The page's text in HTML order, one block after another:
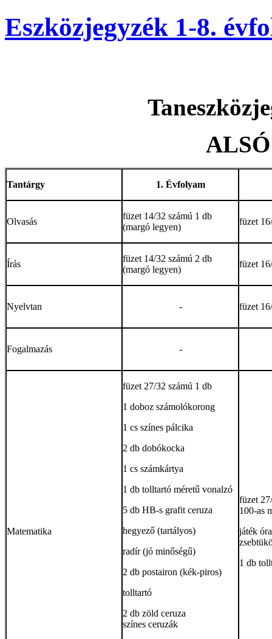
Eszközjegyzék 1-8.
Tantárgy 1. Évfolyam
Olvasás
füzet 14/32 számú 1 db
(margó legyen)
füzet
Írás
füzet 14/32 számú 2 db
(margó legyen)
füzet
Nyelvtan - füzet
Fogalmazás -
Matematika
füzet 27/32 számú 1 db
1 doboz számolókorong
1 cs színes pálcika
2 db dobókocka
1 cs számkártya
1 db tolltartó méretű vonalzó
5 db HB-s grafit ceruza
hegyező (tartályos)
radír (jó minőségű)
2 db postairon (kék-piros)
tolltartó
2 db zöld ceruza
színes ceruzák
füzet
100-as
játék óra
1 db